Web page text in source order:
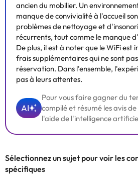
ancien du mobilier. Un
manque de convivialité à l'accueil
problèmes de nettoyage et
récurrents, tout comme le manque
De plus, il est à noter que le WiFi est
frais supplémentaires qui ne sont
réservation. Dans l'ensemble,
pas à leurs attentes.
AI
Pour vous faire gagner du
compilé et résumé les avis
l'aide de l'intelligence
Sélectionnez un sujet pour voir les
spécifiques